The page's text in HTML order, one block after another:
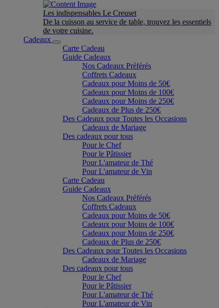
Les indispensables Le Creuset
De la cuisson au service de table, trouvez les essentiels
de votre cuisine.
Cadeaux
Carte Cadeau
Guide Cadeaux
Nos Cadeaux Préférés
Coffrets Cadeaux
Cadeaux pour Moins de 50€
Cadeaux pour Moins de 100€
Cadeaux pour Moins de 250€
Cadeaux de Plus de 250€
Des Cadeaux pour Toutes les Occasions
Cadeaux de Mariage
Des cadeaux pour tous
Pour le Chef
Pour le Pâtissier
Pour L'amateur de Thé
Pour L'amateur de Vin
Carte Cadeau
Guide Cadeaux
Nos Cadeaux Préférés
Coffrets Cadeaux
Cadeaux pour Moins de 50€
Cadeaux pour Moins de 100€
Cadeaux pour Moins de 250€
Cadeaux de Plus de 250€
Des Cadeaux pour Toutes les Occasions
Cadeaux de Mariage
Des cadeaux pour tous
Pour le Chef
Pour le Pâtissier
Pour L'amateur de Thé
Pour L'amateur de Vin